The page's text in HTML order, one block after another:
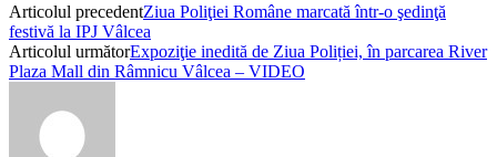
Articolul precedentZiua Poliţiei Române marcată într-o şedinţă
festivă la IPJ Vâlcea
Articolul următorExpoziţie inedită de Ziua Poliției, în parcarea River
Plaza Mall din Râmnicu Vâlcea – VIDEO